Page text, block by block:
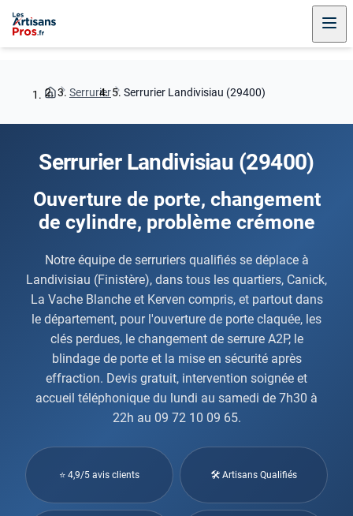
Serrurier Serrurier Landivisiau (29400)
Serrurier Landivisiau (29400)
Ouverture de porte, changement
de cylindre, problème crémone
Notre équipe de serruriers qualifiés se déplace à
Landivisiau (Finistère), dans tous les quartiers, Canick,
La Vache Blanche et Kerven compris, et partout dans
le département, pour l'ouverture de porte claquée, les
clés perdues, le changement de serrure A2P, le
blindage de porte et la mise en sécurité après
effraction. Devis gratuit, intervention soignée et
accueil téléphonique du lundi au samedi de 7h30 à
22h au 09 72 10 09 65.
⭐ 4,9/5 avis clients 🛠 Artisans Qualifiés